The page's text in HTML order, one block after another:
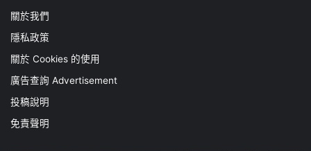
關於我們
隱私政策
關於 Cookies 的使用
廣告查詢 Advertisement
投稿說明
免責聲明